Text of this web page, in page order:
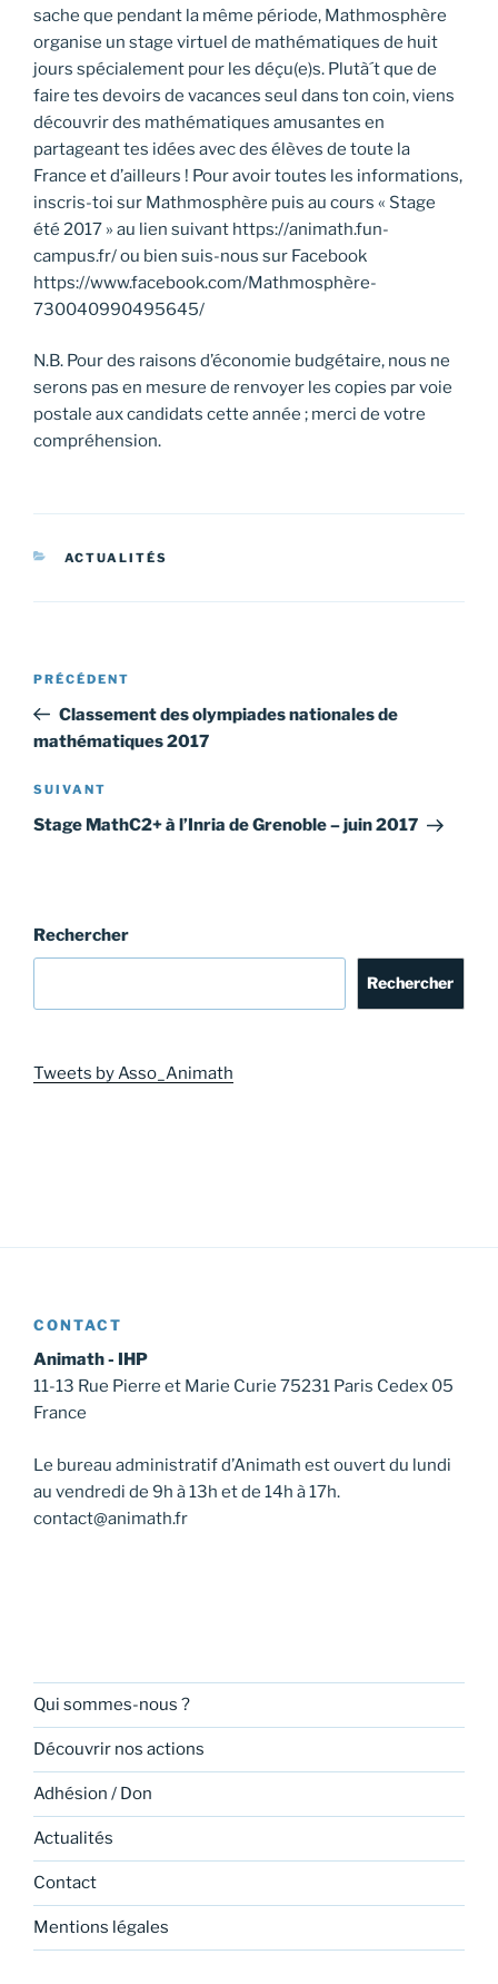
sache que pendant la même période, Mathmosphère
organise un stage virtuel de mathématiques de huit
jours spécialement pour les déçu(e)s. Plutà´t que de
faire tes devoirs de vacances seul dans ton coin, viens
découvrir des mathématiques amusantes en
partageant tes idées avec des élèves de toute la
France et d’ailleurs ! Pour avoir toutes les informations,
inscris-toi sur Mathmosphère puis au cours « Stage
été 2017 » au lien suivant https://animath.fun-
campus.fr/ ou bien suis-nous sur Facebook
https://www.facebook.com/Mathmosphère-
730040990495645/
N.B. Pour des raisons d’économie budgétaire, nous ne
serons pas en mesure de renvoyer les copies par voie
postale aux candidats cette année ; merci de votre
compréhension.
CATÉGORIES
ACTUALITÉS
Navigation
l’article
Article
précédent
PRÉCÉDENT
Classement des olympiades nationales de
mathématiques 2017
Article
suivant
SUIVANT
Stage MathC2+ à l’Inria de Grenoble – juin 2017
Rechercher
Rechercher
Tweets by Asso_Animath
CONTACT
Animath - IHP
11-13 Rue Pierre et Marie Curie 75231 Paris Cedex 05
France
Le bureau administratif d’Animath est ouvert du lundi
au vendredi de 9h à 13h et de 14h à 17h.
contact@animath.fr
Qui sommes-nous ?
Découvrir nos actions
Adhésion / Don
Actualités
Contact
Mentions légales